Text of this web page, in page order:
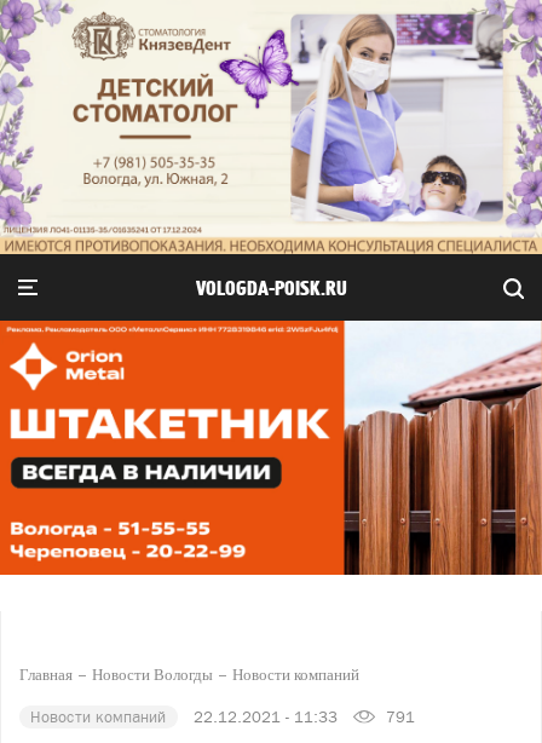
VOLOGDA-POISK.RU
Главная Новости Вологды Новости компаний
Новости компаний 22.12.2021 - 11:33 791